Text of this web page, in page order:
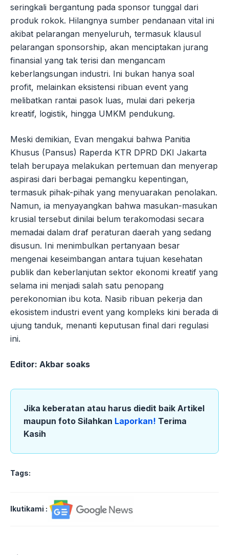
seringkali bergantung pada sponsor tunggal dari
produk rokok. Hilangnya sumber pendanaan vital ini
akibat pelarangan menyeluruh, termasuk klausul
pelarangan sponsorship, akan menciptakan jurang
finansial yang tak terisi dan mengancam
keberlangsungan industri. Ini bukan hanya soal
profit, melainkan eksistensi ribuan event yang
melibatkan rantai pasok luas, mulai dari pekerja
kreatif, logistik, hingga UMKM pendukung.
Meski demikian, Evan mengakui bahwa Panitia
Khusus (Pansus) Raperda KTR DPRD DKI Jakarta
telah berupaya melakukan pertemuan dan menyerap
aspirasi dari berbagai pemangku kepentingan,
termasuk pihak-pihak yang menyuarakan penolakan.
Namun, ia menyayangkan bahwa masukan-masukan
krusial tersebut dinilai belum terakomodasi secara
memadai dalam draf peraturan daerah yang sedang
disusun. Ini menimbulkan pertanyaan besar
mengenai keseimbangan antara tujuan kesehatan
publik dan keberlanjutan sektor ekonomi kreatif yang
selama ini menjadi salah satu penopang
perekonomian ibu kota. Nasib ribuan pekerja dan
ekosistem industri event yang kompleks kini berada di
ujung tanduk, menanti keputusan final dari regulasi
ini.
Editor: Akbar soaks
Jika keberatan atau harus diedit baik Artikel
maupun foto Silahkan Laporkan! Terima
Kasih
Tags:
Ikutikami :